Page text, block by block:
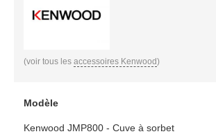
(voir tous les accessoires Kenwood)
Modèle
Kenwood JMP800 - Cuve à sorbet